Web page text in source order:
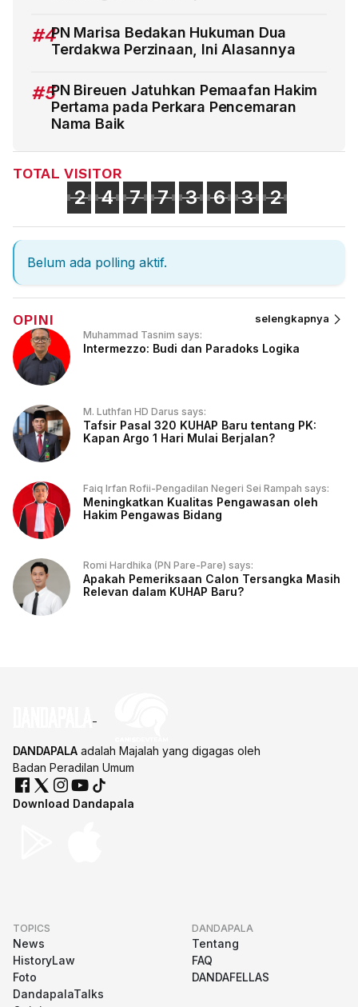
#4PN Marisa Bedakan Hukuman Dua
Terdakwa Perzinaan, Ini Alasannya
#5PN Bireuen Jatuhkan Pemaafan Hakim
Pertama pada Perkara Pencemaran
Nama Baik
TOTAL VISITOR
2 4 7 7 3 6 3 2
Belum ada polling aktif.
OPINI selengkapnya
Muhammad Tasnim says:
Intermezzo: Budi dan Paradoks Logika
M. Luthfan HD Darus says:
Tafsir Pasal 320 KUHAP Baru tentang PK:
Kapan Argo 1 Hari Mulai Berjalan?
Faiq Irfan Rofii-Pengadilan Negeri Sei Rampah says:
Meningkatkan Kualitas Pengawasan oleh
Hakim Pengawas Bidang
Romi Hardhika (PN Pare-Pare) says:
Apakah Pemeriksaan Calon Tersangka Masih
Relevan dalam KUHAP Baru?
DANDAPALA adalah Majalah yang digagas oleh
Badan Peradilan Umum
Download Dandapala
TOPICS
News
HistoryLaw
Foto
DandapalaTalks
DANDAPALA
Tentang
FAQ
DANDAFELLAS